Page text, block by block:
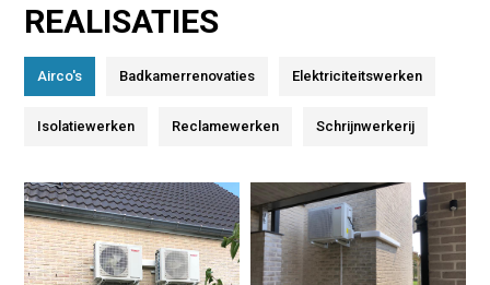
REALISATIES
Airco's Badkamerrenovaties Elektriciteitswerken
Isolatiewerken Reclamewerken Schrijnwerkerij